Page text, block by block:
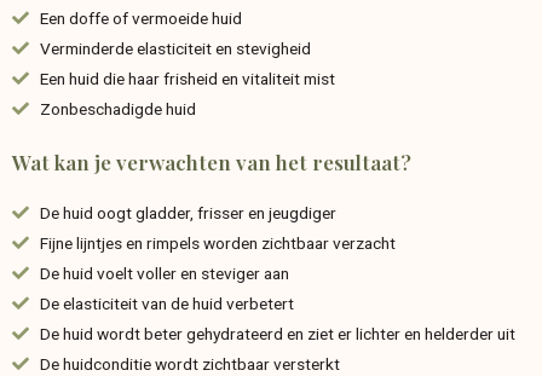
Een doffe of vermoeide huid
Verminderde elasticiteit en stevigheid
Een huid die haar frisheid en vitaliteit mist
Zonbeschadigde huid
Wat kan je verwachten van het resultaat?
De huid oogt gladder, frisser en jeugdiger
Fijne lijntjes en rimpels worden zichtbaar verzacht
De huid voelt voller en steviger aan
De elasticiteit van de huid verbetert
De huid wordt beter gehydrateerd en ziet er lichter en helderder uit
De huidconditie wordt zichtbaar versterkt